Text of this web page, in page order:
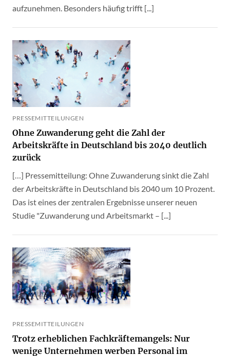
aufzunehmen. Besonders häufig trifft [...]
PRESSEMITTEILUNGEN
Ohne Zuwanderung geht die Zahl der
Arbeitskräfte in Deutschland bis 2040 deutlich
zurück
[…] Pressemitteilung: Ohne Zuwanderung sinkt die Zahl
der Arbeitskräfte in Deutschland bis 2040 um 10 Prozent.
Das ist eines der zentralen Ergebnisse unserer neuen
Studie "Zuwanderung und Arbeitsmarkt – [...]
PRESSEMITTEILUNGEN
Trotz erheblichen Fachkräftemangels: Nur
wenige Unternehmen werben Personal im